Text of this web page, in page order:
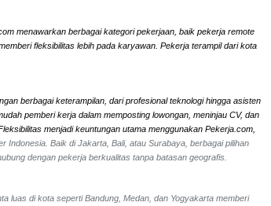
menawarkan berbagai kategori pekerjaan, baik pekerja remote
fleksibilitas lebih pada karyawan. Pekerja terampil dari kota
berbagai keterampilan, dari profesional teknologi hingga asisten
pemberi kerja dalam memposting lowongan, meninjau CV, dan
menjadi keuntungan utama menggunakan Pekerja.com,
Indonesia. Baik di Jakarta, Bali, atau Surabaya, berbagai pilihan
dengan pekerja berkualitas tanpa batasan geografis.
luas di kota seperti Bandung, Medan, dan Yogyakarta memberi